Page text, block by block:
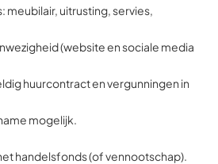
meubilair, uitrusting, servies,
(website en sociale media
huurcontract en vergunningen in
mogelijk.
handelsfonds (of vennootschap).